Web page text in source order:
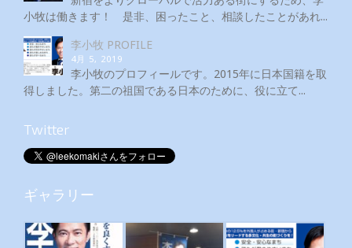
小牧は働きます！ 是非、困ったこと、相談したことがあれ...
李小牧 PROFILE
4月 5, 2019
李小牧のプロフィールです。2015年に日本国籍を取
得しました。第二の祖国である日本のために、役に立て...
Twitter
ギャラリー